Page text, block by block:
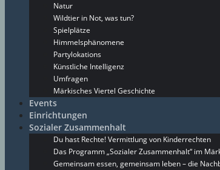
Natur
Wildtier in Not, was tun?
Spielplätze
Himmelsphänomene
Partylokations
Künstliche Intelligenz
Umfragen
Märkisches Viertel Geschichte
Events
Einrichtungen
Sozialer Zusammenhalt
Du hast Rechte! Vermittlung von Kinderrechten
Das Programm „Sozialer Zusammenhalt“ im
Gemeinsam essen, gemeinsam leben – die